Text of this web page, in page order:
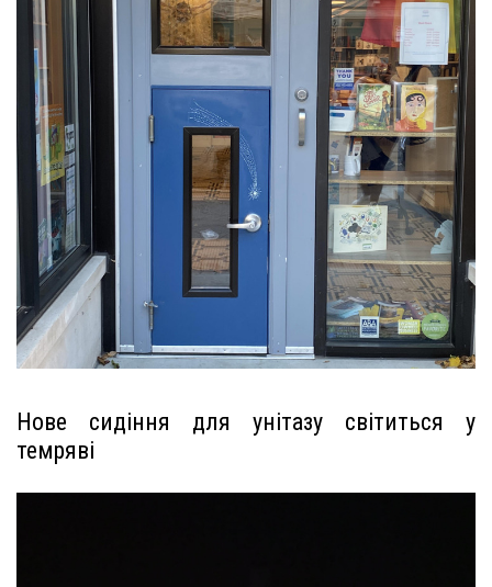
Нове сидіння для унітазу світиться у
темряві